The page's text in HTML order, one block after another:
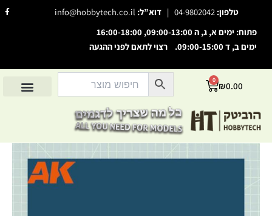
visibility_off השבת את ההבזקים
סמן כותרות
צבע רקע
zoom_out זום (הקטנה)
זום (הגדלה)
remove_circle_outline הקטנת גופן
טלפון: 04-9802042
| דוא”ל: info@hobbytech.co.il
F
a
פתוח: ימים א, ג, ה 09:00-13:00, 16:00-18:00
ימים ב, ד 09:00-15:00. רצוי לתאם לפני ההגעה
₪0.00
0
עגלת